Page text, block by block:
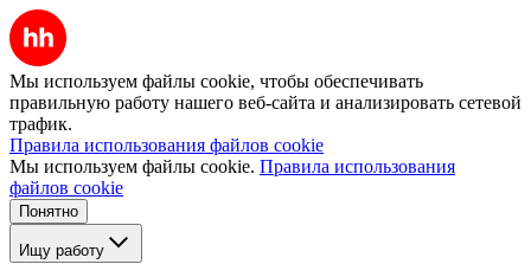
Мы используем файлы cookie, чтобы обеспечивать
правильную работу нашего веб-сайта и анализировать сетевой
трафик.
Правила использования файлов cookie
Мы используем файлы cookie. Правила использования
файлов cookie
Понятно
Ищу работу